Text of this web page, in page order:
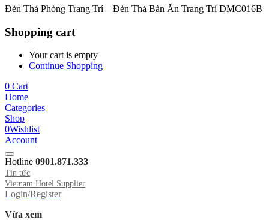
Đèn Thả Phòng Trang Trí – Đèn Thả Bàn Ăn Trang Trí DMC016B
Shopping cart
Your cart is empty
Continue Shopping
0 Cart
Home
Categories
Shop
0Wishlist
Account
Hotline 0901.871.333
Tin tức
Vietnam Hotel Supplier
Login/Register
Vừa xem